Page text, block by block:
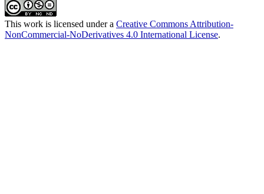
This work is licensed under a Creative Commons Attribution-
NonCommercial-NoDerivatives 4.0 International License.